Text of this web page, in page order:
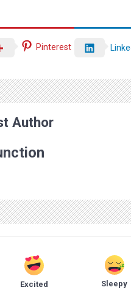
Pinterest
Author
Excited Sleepy